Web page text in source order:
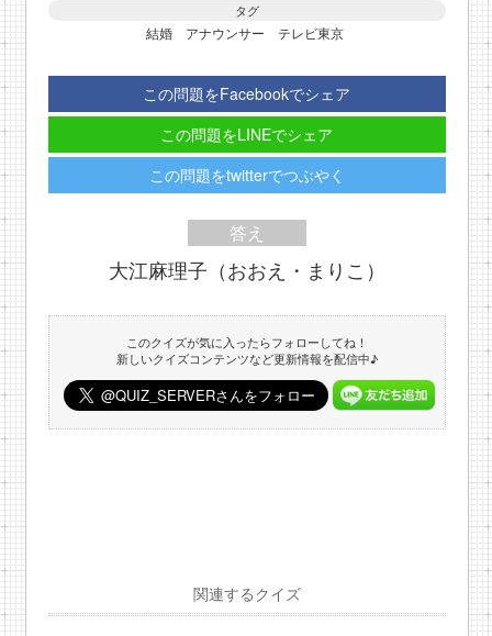
タグ
結婚 アナウンサー テレビ東京
この問題をFacebookでシェア
この問題をLINEでシェア
この問題をtwitterでつぶやく
答え
大江麻理子（おおえ・まりこ）
このクイズが気に入ったらフォローしてね！
新しいクイズコンテンツなど更新情報を配信中♪
関連するクイズ